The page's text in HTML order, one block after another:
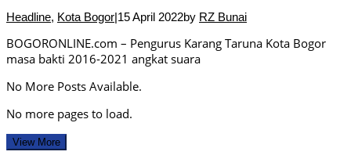
Headline, Kota Bogor|15 April 2022by RZ Bunai
BOGORONLINE.com – Pengurus Karang Taruna Kota Bogor
masa bakti 2016-2021 angkat suara
No More Posts Available.
No more pages to load.
View More